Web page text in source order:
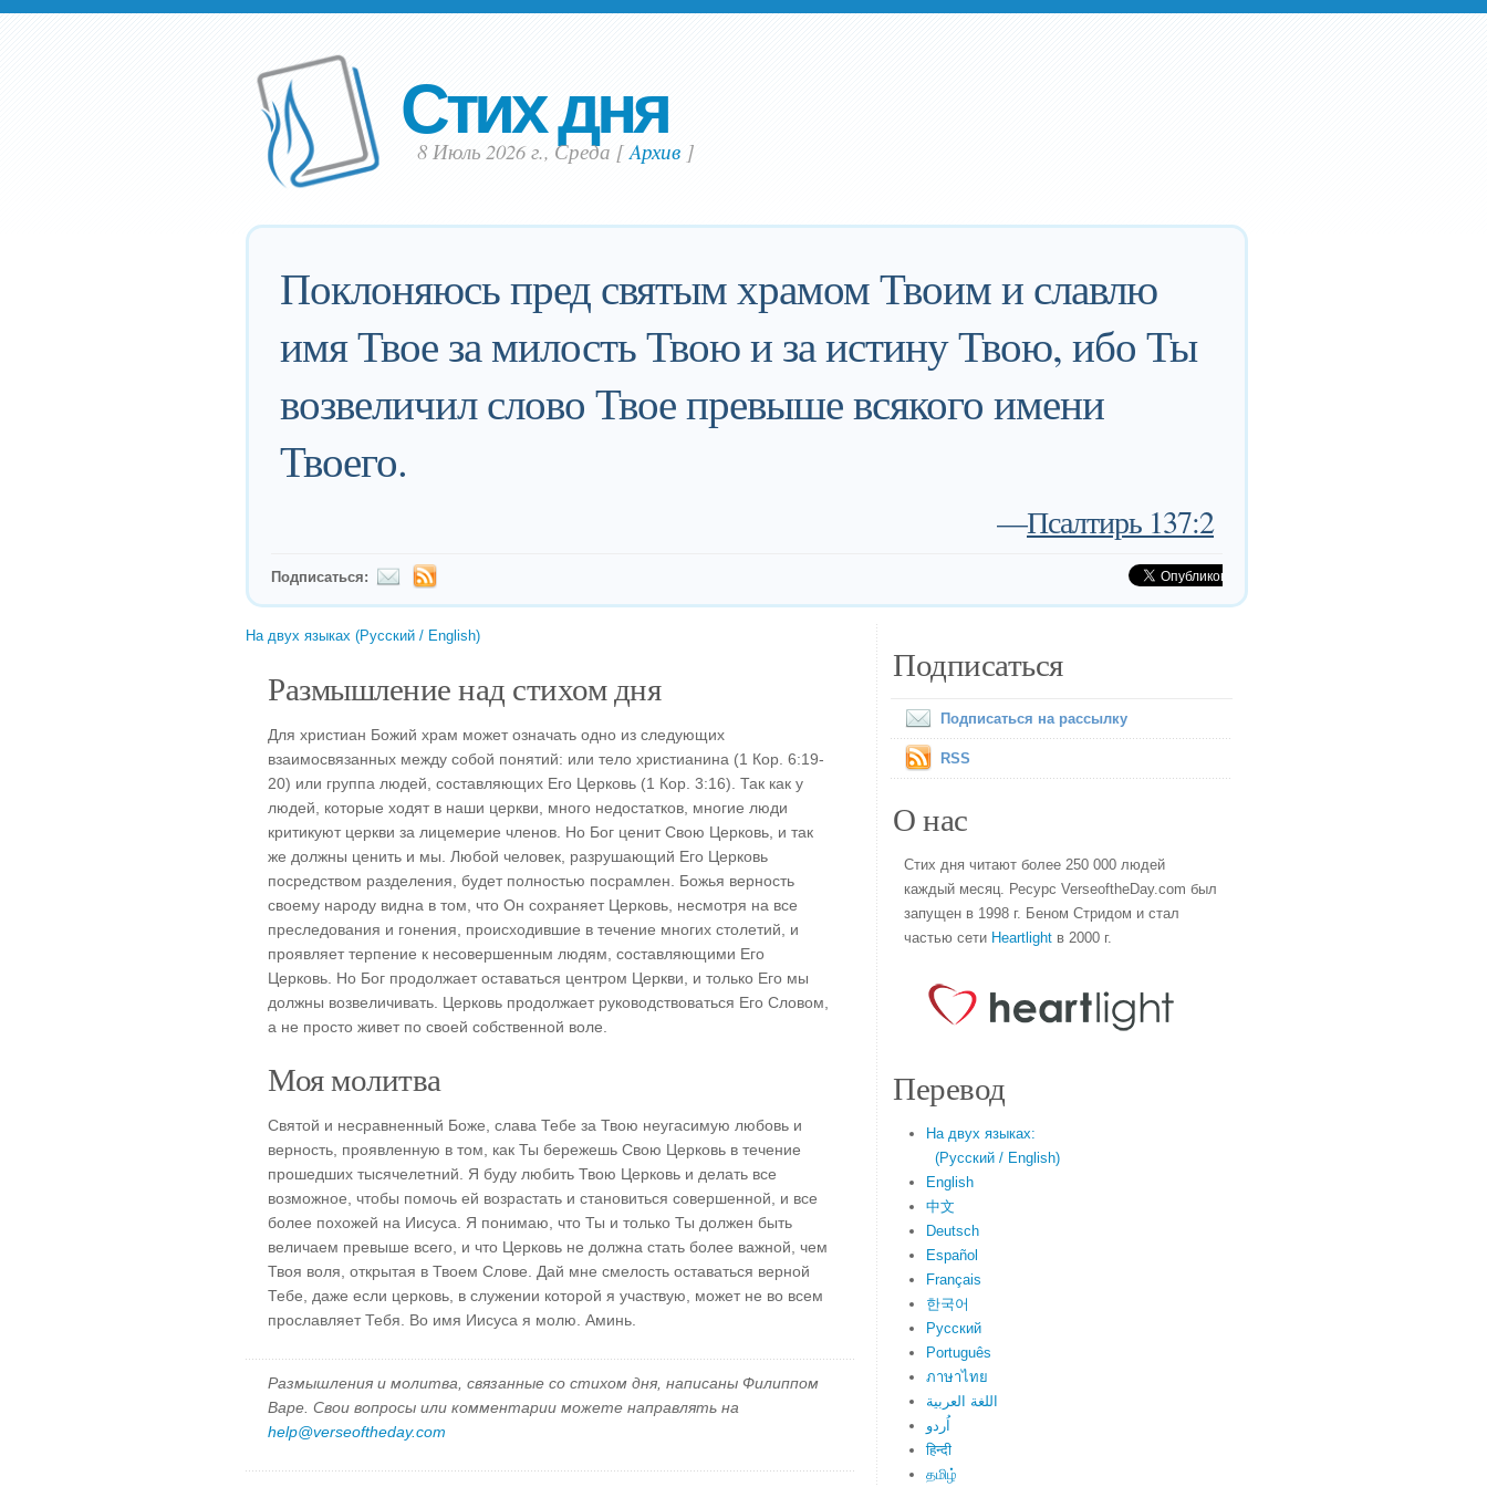
Стих дня
8 Июль 2026 г., Среда [Aрхив ]
Поклоняюсь пред святым храмом Твоим и славлю
имя Твое за милость Твою и за истину Твою, ибо Ты
возвеличил слово Твое превыше всякого имени
Твоего.
—Псалтирь 137:2
Подписаться:
На двух языках (Русский / English)
Размышление над стихом дня
Для христиан Божий храм может означать одно из следующих
взаимосвязанных между собой понятий: или тело христианина (1 Кор. 6:19-
20) или группа людей, составляющих Его Церковь (1 Кор. 3:16). Так как у
людей, которые ходят в наши церкви, много недостатков, многие люди
критикуют церкви за лицемерие членов. Но Бог ценит Свою Церковь, и так
же должны ценить и мы. Любой человек, разрушающий Его Церковь
посредством разделения, будет полностью посрамлен. Божья верность
своему народу видна в том, что Он сохраняет Церковь, несмотря на все
преследования и гонения, происходившие в течение многих столетий, и
проявляет терпение к несовершенным людям, составляющими Его
Церковь. Но Бог продолжает оставаться центром Церкви, и только Его мы
должны возвеличивать. Церковь продолжает руководствоваться Его Словом,
а не просто живет по своей собственной воле.
Моя молитва
Святой и несравненный Боже, слава Тебе за Твою неугасимую любовь и
верность, проявленную в том, как Ты бережешь Свою Церковь в течение
прошедших тысячелетний. Я буду любить Твою Церковь и делать все
возможное, чтобы помочь ей возрастать и становиться совершенной, и все
более похожей на Иисуса. Я понимаю, что Ты и только Ты должен быть
величаем превыше всего, и что Церковь не должна стать более важной, чем
Твоя воля, открытая в Твоем Слове. Дай мне смелость оставаться верной
Тебе, даже если церковь, в служении которой я участвую, может не во всем
прославляет Тебя. Во имя Иисуса я молю. Аминь.
Размышления и молитва, связанные со стихом дня, написаны Филиппом
Варе. Свои вопросы или комментарии можете направлять на
help@verseoftheday.com
Подписаться
Подписаться на рассылку
RSS
О нас
Стих дня читают более 250 000 людей
каждый месяц. Ресурс VerseoftheDay.com был
запущен в 1998 г. Беном Стридом и стал
частью сети Heartlight в 2000 г.
Перевод
На двух языках:
(Русский / English)
English
中文
Deutsch
Español
Français
한국어
Русский
Português
ภาษาไทย
اللغة العربية
اُردو
हिन्दी
தமிழ்